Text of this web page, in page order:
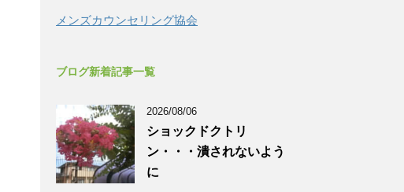
メンズカウンセリング協会
ブログ新着記事一覧
2026/08/06
ショックドクトリ
ン・・・潰されないよう
に